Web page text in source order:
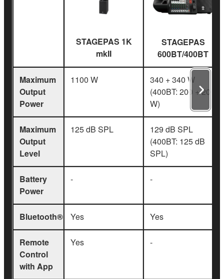
STAGEPAS 1K
mkII
STAGEPAS
600BT/400BT
Maximum
Output
Power
1100 W
340 + 340 W
(400BT: 200 + 200
W)
Maximum
Output
Level
125 dB SPL
129 dB SPL
(400BT: 125 dB
SPL)
Battery
Power
- -
Bluetooth® Yes Yes
Remote
Control
with App
Yes -